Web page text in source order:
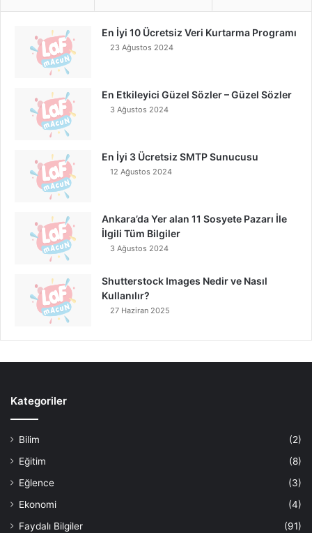
En İyi 10 Ücretsiz Veri Kurtarma Programı
23 Ağustos 2024
En Etkileyici Güzel Sözler – Güzel Sözler
3 Ağustos 2024
En İyi 3 Ücretsiz SMTP Sunucusu
12 Ağustos 2024
Ankara’da Yer alan 11 Sosyete Pazarı İle
İlgili Tüm Bilgiler
3 Ağustos 2024
Shutterstock Images Nedir ve Nasıl
Kullanılır?
27 Haziran 2025
Kategoriler
Bilim
(2)
Eğitim
(8)
Eğlence
(3)
Ekonomi
(4)
Faydalı Bilgiler
(91)